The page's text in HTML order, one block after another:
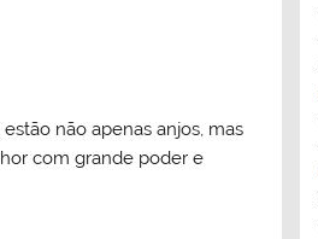
não apenas anjos, mas
com grande poder e